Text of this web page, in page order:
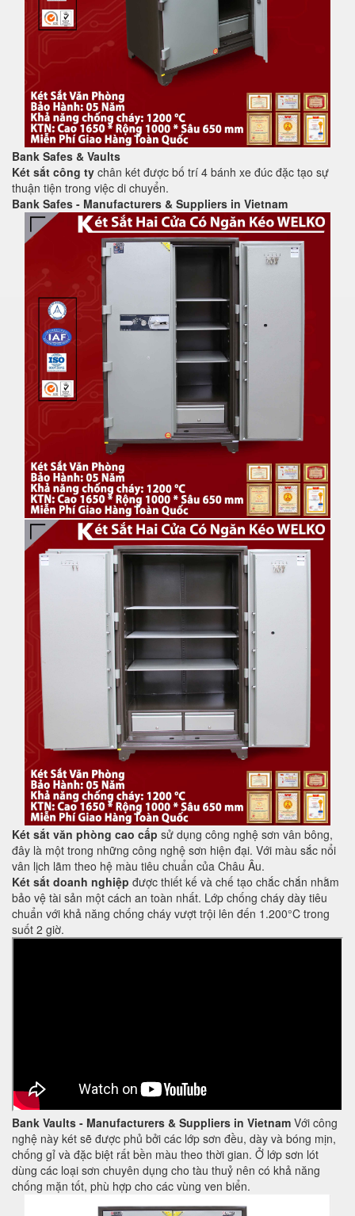
Bank Safes & Vaults
Két sắt công ty chân két được bố trí 4 bánh xe đúc đặc tạo sự
thuận tiện trong việc di chuyển.
Bank Safes - Manufacturers & Suppliers in Vietnam
Két sắt văn phòng cao cấp sử dụng công nghệ sơn vân bông,
đây là một trong những công nghệ sơn hiện đại. Với màu sắc nổi
vân lịch lãm theo hệ màu tiêu chuẩn của Châu Âu.
Két sắt doanh nghiệp được thiết kế và chế tạo chắc chắn nhằm
bảo vệ tài sản một cách an toàn nhất. Lớp chống cháy dày tiêu
chuẩn với khả năng chống cháy vượt trội lên đến 1.200°C trong
suốt 2 giờ.
Bank Vaults - Manufacturers & Suppliers in Vietnam Với công
nghệ này két sẽ được phủ bởi các lớp sơn đều, dày và bóng mịn,
chống gỉ và đặc biệt rất bền màu theo thời gian. Ở lớp sơn lót
dùng các loại sơn chuyên dụng cho tàu thuỷ nên có khả năng
chống mặn tốt, phù hợp cho các vùng ven biển.